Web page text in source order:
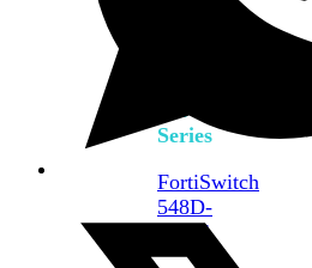
500
Series
FortiSwitch
548D-
FPOE